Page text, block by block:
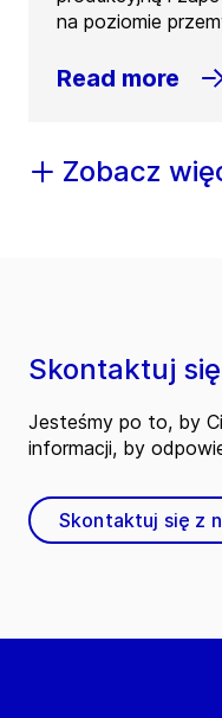
na poziomie
Read more
Zobacz
Skontaktuj
Jesteśmy po to, by
informacji, by
Skontaktuj się z